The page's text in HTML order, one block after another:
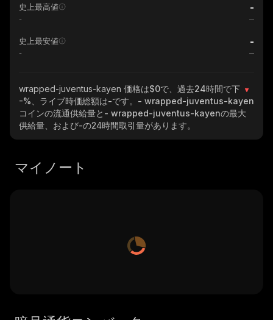
史上最高値 -
-
史上最安値 -
-
wrapped-juventus-kayen 価格は$0で、過去24時間で下
-% 、ライブ時価総額は-です。 - wrapped-juventus-kayen
コインの流通供給量と - wrapped-juventus-kayenの最大
供給量、および-の24時間取引量があります。
マイノート